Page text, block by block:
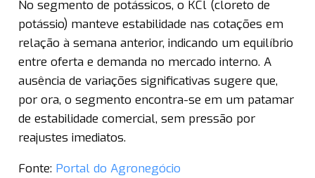
No segmento de potássicos, o KCl (cloreto de
potássio) manteve estabilidade nas cotações em
relação à semana anterior, indicando um equilíbrio
entre oferta e demanda no mercado interno. A
ausência de variações significativas sugere que,
por ora, o segmento encontra-se em um patamar
de estabilidade comercial, sem pressão por
reajustes imediatos.
Fonte: Portal do Agronegócio